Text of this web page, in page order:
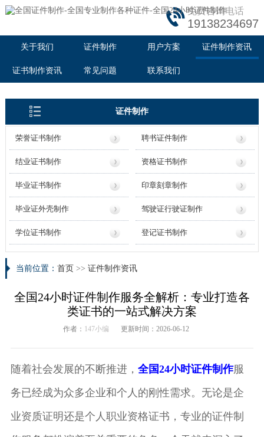
免费咨询电话
19138234697
关于我们 证件制作 用户方案 证件制作资讯
证书制作资讯 常见问题 联系我们
证件制作
荣誉证书制作 聘书证件制作
结业证书制作 资格证书制作
毕业证书制作 印章刻章制作
毕业证外壳制作 驾驶证行驶证制作
学位证书制作 登记证书制作
当前位置： 首页 >> 证件制作资讯
全国24小时证件制作服务全解析：专业打造各
类证书的一站式解决方案
作者： 147小编 更新时间：2026-06-12
随着社会发展的不断推进， 全国24小时证件制作服
务已经成为众多企业和个人的刚性需求。无论是企
业资质证明还是个人职业资格证书，专业的证件制